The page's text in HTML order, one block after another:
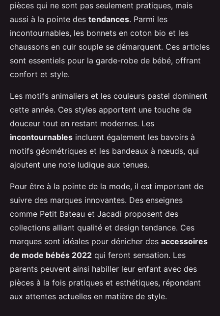
pièces qui ne sont pas seulement pratiques, mais
aussi à la pointe des tendances. Parmi les
incontournables, les bonnets en coton bio et les
chaussons en cuir souple se démarquent. Ces articles
sont essentiels pour la garde-robe de bébé, offrant
confort et style.
Les motifs animaliers et les couleurs pastel dominent
cette année. Ces styles apportent une touche de
douceur tout en restant modernes. Les
incontournables incluent également les bavoirs à
motifs géométriques et les bandeaux à nœuds, qui
ajoutent une note ludique aux tenues.
Pour être à la pointe de la mode, il est important de
suivre des marques innovantes. Des enseignes
comme Petit Bateau et Jacadi proposent des
collections alliant qualité et design tendance. Ces
marques sont idéales pour dénicher des accessoires
de mode bébés 2022 qui feront sensation. Les
parents peuvent ainsi habiller leur enfant avec des
pièces à la fois pratiques et esthétiques, répondant
aux attentes actuelles en matière de style.